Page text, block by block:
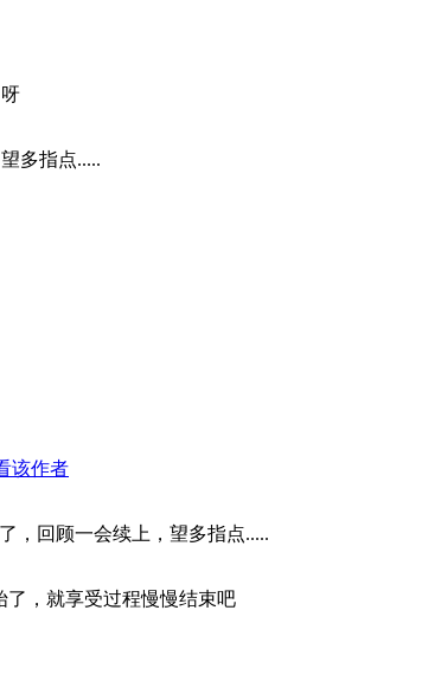
多指点.....
该作者
，回顾一会续上，望多指点.....
，就享受过程慢慢结束吧